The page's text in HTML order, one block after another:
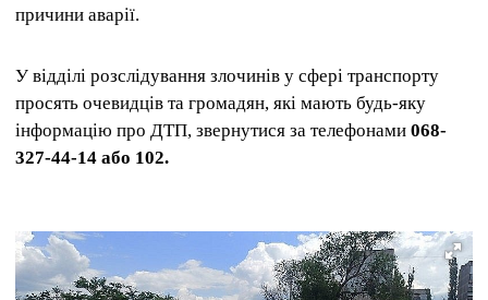
причини аварії.
У відділі розслідування злочинів у сфері транспорту
просять очевидців та громадян, які мають будь-яку
інформацію про ДТП, звернутися за телефонами 068-
327-44-14 або 102.